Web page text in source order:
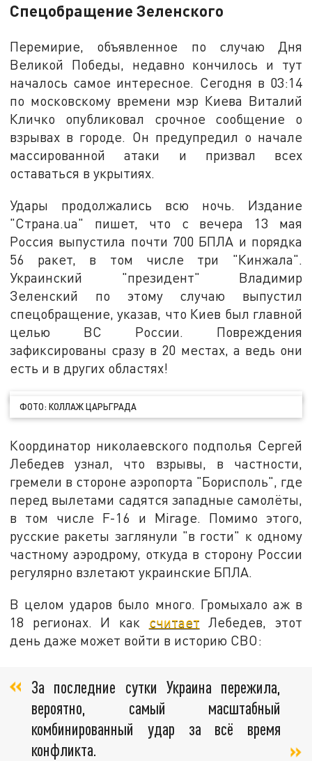
Спецобращение Зеленского
Перемирие, объявленное по случаю Дня
Великой Победы, недавно кончилось и тут
началось самое интересное. Сегодня в 03:14
по московскому времени мэр Киева Виталий
Кличко опубликовал срочное сообщение о
взрывах в городе. Он предупредил о начале
массированной атаки и призвал всех
оставаться в укрытиях.
Удары продолжались всю ночь. Издание
"Страна.ua" пишет, что с вечера 13 мая
Россия выпустила почти 700 БПЛА и порядка
56 ракет, в том числе три "Кинжала".
Украинский "президент" Владимир
Зеленский по этому случаю выпустил
спецобращение, указав, что Киев был главной
целью ВС России. Повреждения
зафиксированы сразу в 20 местах, а ведь они
есть и в других областях!
ФОТО: КОЛЛАЖ ЦАРЬГРАДА
Координатор николаевского подполья Сергей
Лебедев узнал, что взрывы, в частности,
гремели в стороне аэропорта "Борисполь", где
перед вылетами садятся западные самолёты,
в том числе F-16 и Mirage. Помимо этого,
русские ракеты заглянули "в гости" к одному
частному аэродрому, откуда в сторону России
регулярно взлетают украинские БПЛА.
В целом ударов было много. Громыхало аж в
18 регионах. И как считает Лебедев, этот
день даже может войти в историю СВО:
За последние сутки Украина пережила,
вероятно, самый масштабный
комбинированный удар за всё время
конфликта.